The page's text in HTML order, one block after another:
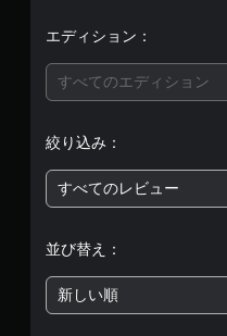
エディション：
すべてのエディション
絞り込み：
すべてのレビュー
並び替え：
新しい順